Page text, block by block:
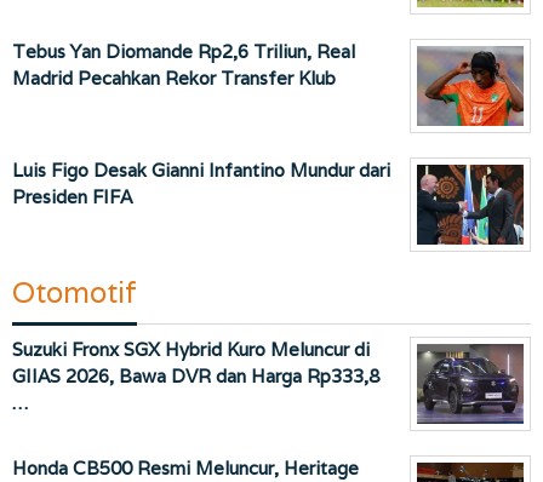
Tebus Yan Diomande Rp2,6 Triliun, Real
Madrid Pecahkan Rekor Transfer Klub
Luis Figo Desak Gianni Infantino Mundur dari
Presiden FIFA
Otomotif
Suzuki Fronx SGX Hybrid Kuro Meluncur di
GIIAS 2026, Bawa DVR dan Harga Rp333,8
…
Honda CB500 Resmi Meluncur, Heritage